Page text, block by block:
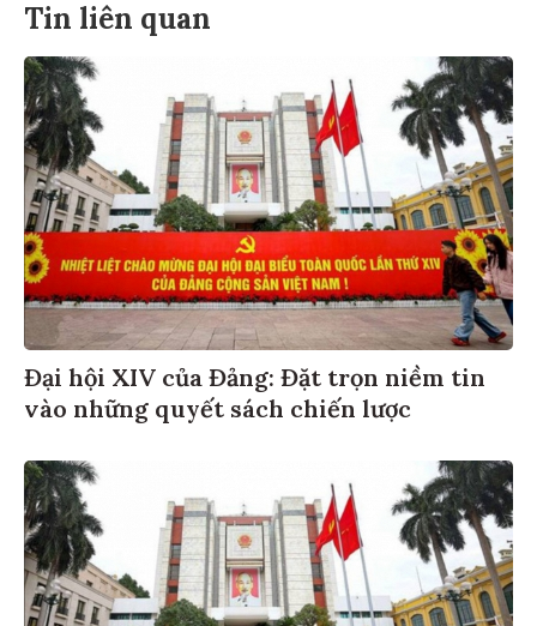
Tin liên quan
Đại hội XIV của Đảng: Đặt trọn niềm tin
vào những quyết sách chiến lược